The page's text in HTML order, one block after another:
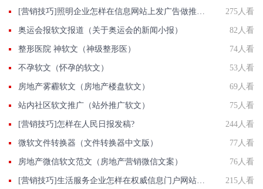
275人看
奥运会报软文报道（关于奥运会的新闻小报） 82人看
整形医院 神软文（神级整形医） 74人看
不孕软文（怀孕的软文） 53人看
房地产雾霾软文（房地产楼盘软文） 69人看
站内社区软文推广（站外推广软文） 75人看
[营销技巧]怎样在人民日报发稿? 244人看
微软文件转换器（文件转换器中文版） 77人看
房地产微信软文范文（房地产营销微信文案） 76人看
215人看